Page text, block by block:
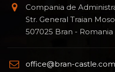
Compania de
Str. General Traian
507025 Bran - Romania
office@bran-castle.com